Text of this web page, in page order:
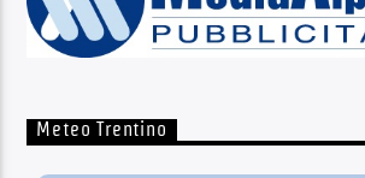
Meteo Trentino